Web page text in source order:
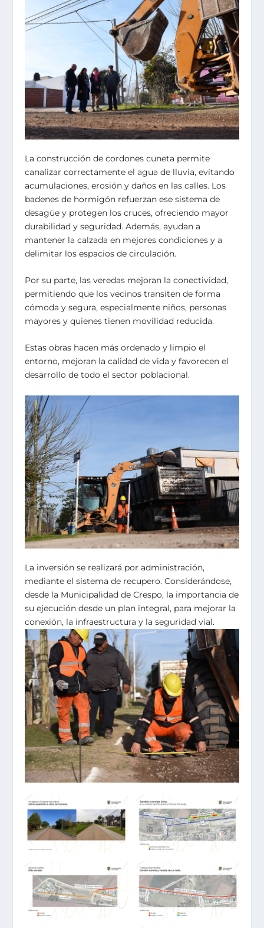
La construcción de cordones cuneta permite
canalizar correctamente el agua de lluvia, evitando
acumulaciones, erosión y daños en las calles. Los
badenes de hormigón refuerzan ese sistema de
desagüe y protegen los cruces, ofreciendo mayor
durabilidad y seguridad. Además, ayudan a
mantener la calzada en mejores condiciones y a
delimitar los espacios de circulación.
Por su parte, las veredas mejoran la conectividad,
permitiendo que los vecinos transiten de forma
cómoda y segura, especialmente niños, personas
mayores y quienes tienen movilidad reducida.
Estas obras hacen más ordenado y limpio el
entorno, mejoran la calidad de vida y favorecen el
desarrollo de todo el sector poblacional.
La inversión se realizará por administración,
mediante el sistema de recupero. Considerándose,
desde la Municipalidad de Crespo, la importancia de
su ejecución desde un plan integral, para mejorar la
conexión, la infraestructura y la seguridad vial.